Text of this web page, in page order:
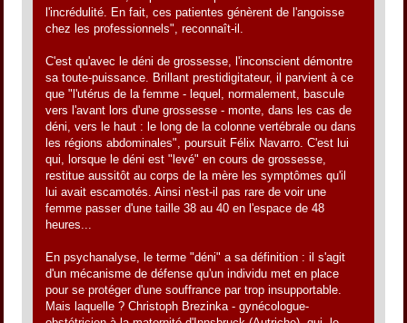
l'incrédulité. En fait, ces patientes génèrent de l'angoisse
chez les professionnels", reconnaît-il.
C'est qu'avec le déni de grossesse, l'inconscient démontre
sa toute-puissance. Brillant prestidigitateur, il parvient à ce
que "l'utérus de la femme - lequel, normalement, bascule
vers l'avant lors d'une grossesse - monte, dans les cas de
déni, vers le haut : le long de la colonne vertébrale ou dans
les régions abdominales", poursuit Félix Navarro. C'est lui
qui, lorsque le déni est "levé" en cours de grossesse,
restitue aussitôt au corps de la mère les symptômes qu'il
lui avait escamotés. Ainsi n'est-il pas rare de voir une
femme passer d'une taille 38 au 40 en l'espace de 48
heures...
En psychanalyse, le terme "déni" a sa définition : il s'agit
d'un mécanisme de défense qu'un individu met en place
pour se protéger d'une souffrance par trop insupportable.
Mais laquelle ? Christoph Brezinka - gynécologue-